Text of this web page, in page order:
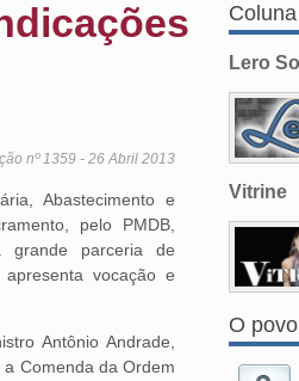
nº 1359 - 26 Abril 2013
Abastecimento e
pelo PMDB,
grande parceria de
vocação e
Antônio Andrade,
Comenda da Ordem
Lero
Vitrine
O